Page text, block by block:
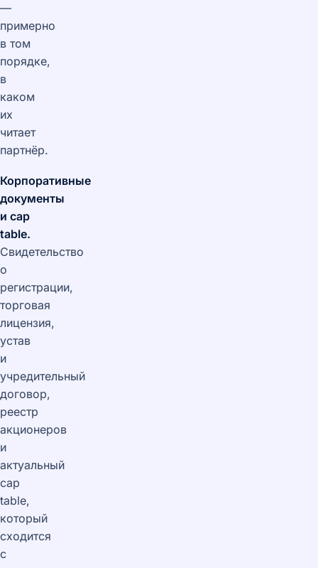
—
примерно
в том
порядке,
в
каком
их
читает
партнёр.
Корпоративные
документы
и cap
table.
Свидетельство
о
регистрации,
торговая
лицензия,
устав
и
учредительный
договор,
реестр
акционеров
и
актуальный
cap
table,
который
сходится
с